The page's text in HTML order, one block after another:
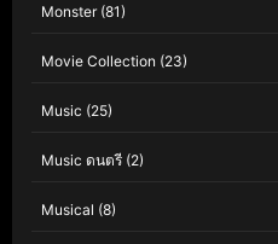
Monster(81)
Movie Collection (23)
Music (25)
Music ดนตรี (2)
Musical (8)